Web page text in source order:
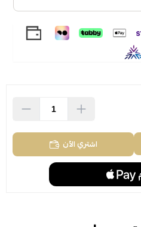
اشتري الآن